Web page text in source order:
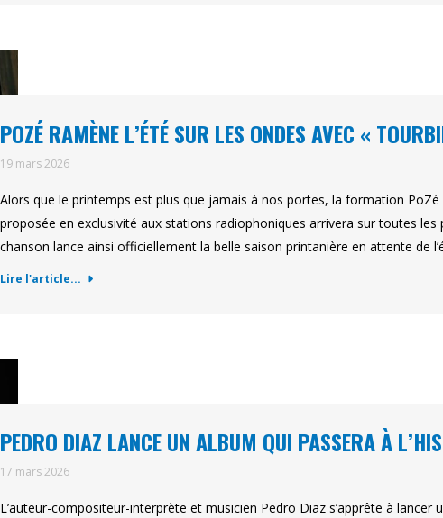
POZÉ RAMÈNE L’ÉTÉ SUR LES ONDES AVEC «
19 mars 2026
Alors que le printemps est plus que jamais à nos portes, la formation
proposée en exclusivité aux stations radiophoniques arrivera sur toutes
chanson lance ainsi officiellement la belle saison printanière en attente de
Lire l'article...
PEDRO DIAZ LANCE UN ALBUM QUI PASSERA À
17 mars 2026
L’auteur-compositeur-interprète et musicien Pedro Diaz s’apprête à lancer